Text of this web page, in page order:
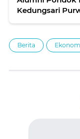
Kedungsari
Berita